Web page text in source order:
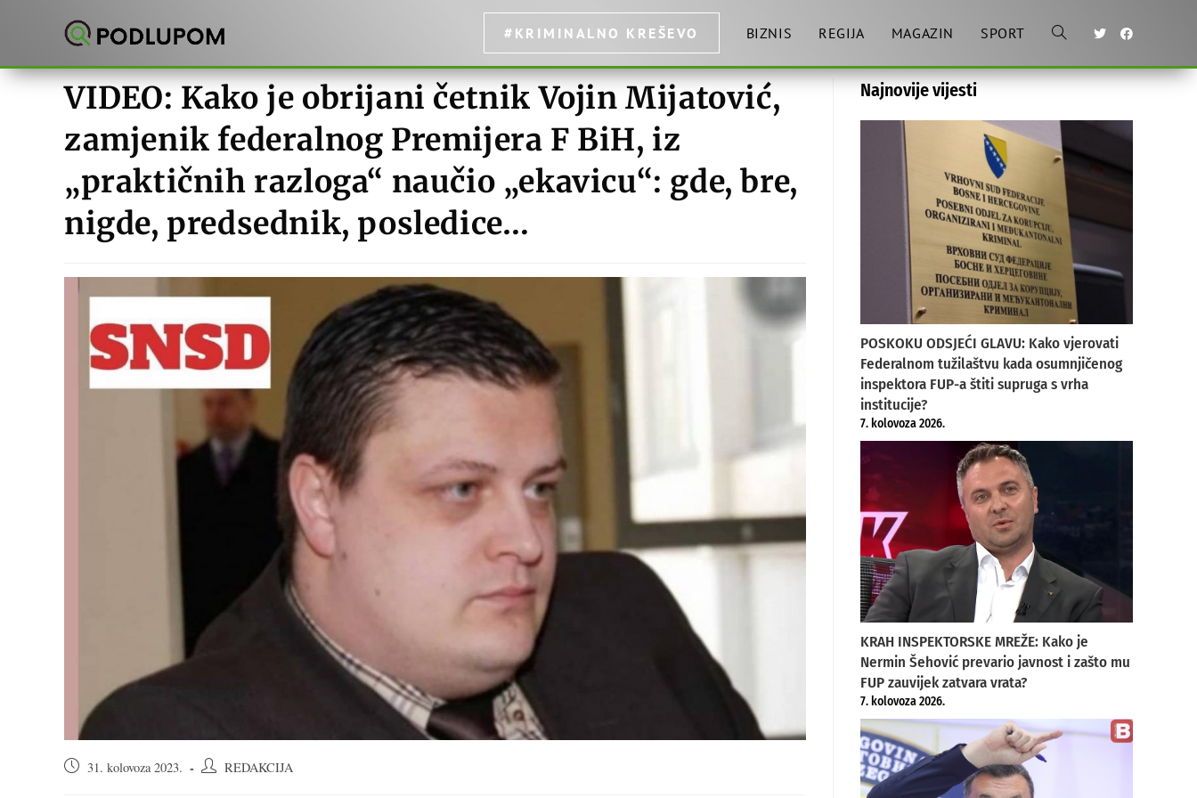
#KRIMINALNO KREŠEVO BIZNIS REGIJA MAGAZIN SPORT Toggle
search
VIDEO: Kako je obrijani četnik Vojin Mijatović,
zamjenik federalnog Premijera F BiH, iz
„praktičnih razloga“ naučio „ekavicu“: gde, bre,
nigde, predsednik, posledice…
Objava31. kolovoza 2023.
AutorREDAKCIJA
Najnovije vijesti
POSKOKU ODSJEĆI GLAVU: Kako vjerovati
Federalnom tužilaštvu kada osumnjičenog
inspektora FUP-a štiti supruga s vrha
institucije?
7. kolovoza 2026.
KRAH INSPEKTORSKE MREŽE: Kako je
Nermin Šehović prevario javnost i zašto mu
FUP zauvijek zatvara vrata?
7. kolovoza 2026.